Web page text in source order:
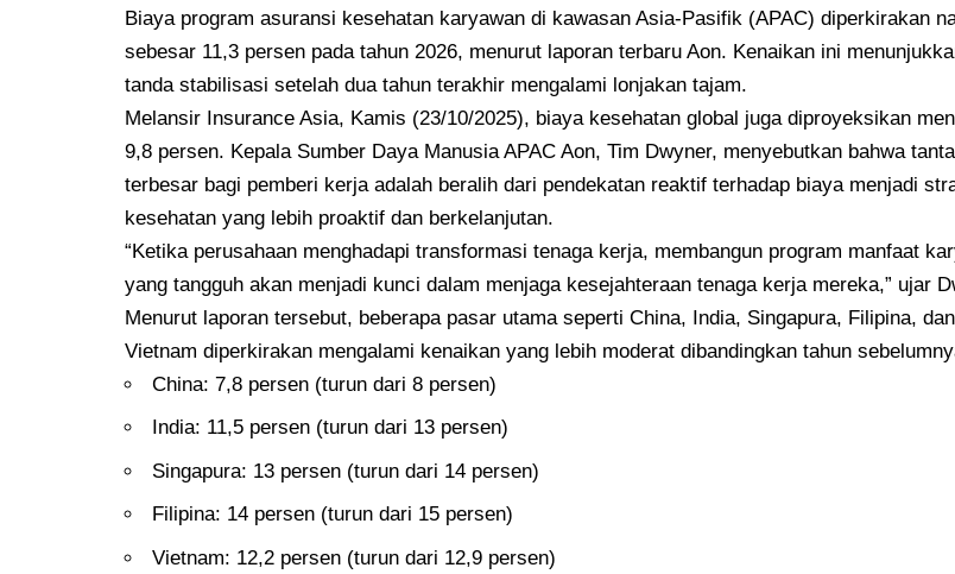
Biaya program asuransi kesehatan karyawan di kawasan Asia-Pasifik (APAC) diperkirakan
sebesar 11,3 persen pada tahun 2026, menurut laporan terbaru Aon. Kenaikan ini
tanda stabilisasi setelah dua tahun terakhir mengalami lonjakan tajam.
Melansir Insurance Asia, Kamis (23/10/2025), biaya kesehatan global juga diproyeksikan
9,8 persen. Kepala Sumber Daya Manusia APAC Aon, Tim Dwyner, menyebutkan bahwa
terbesar bagi pemberi kerja adalah beralih dari pendekatan reaktif terhadap biaya menjadi
kesehatan yang lebih proaktif dan berkelanjutan.
“Ketika perusahaan menghadapi transformasi tenaga kerja, membangun program manfaat
yang tangguh akan menjadi kunci dalam menjaga kesejahteraan tenaga kerja mereka,” ujar
Menurut laporan tersebut, beberapa pasar utama seperti China, India, Singapura, Filipina, dan
Vietnam diperkirakan mengalami kenaikan yang lebih moderat dibandingkan tahun
China: 7,8 persen (turun dari 8 persen)
India: 11,5 persen (turun dari 13 persen)
Singapura: 13 persen (turun dari 14 persen)
Filipina: 14 persen (turun dari 15 persen)
Vietnam: 12,2 persen (turun dari 12,9 persen)